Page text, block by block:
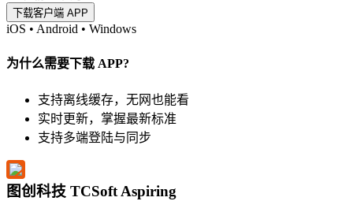
下载客户端 APP
iOS • Android • Windows
为什么需要下载 APP?
支持离线缓存，无网也能看
实时更新，掌握最新标准
支持多端登陆与同步
图创科技 TCSoft Aspiring